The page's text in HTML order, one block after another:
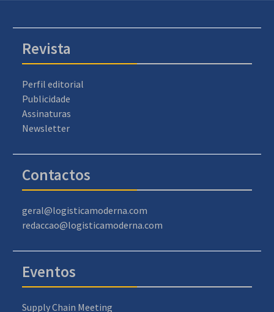
Revista
Perfil editorial
Publicidade
Assinaturas
Newsletter
Contactos
geral@logisticamoderna.com
redaccao@logisticamoderna.com
Eventos
Supply Chain Meeting